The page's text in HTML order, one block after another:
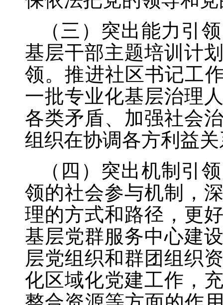
（三）突出能力引
基层干部主题培训计
领。推进社区书记工
一批专业化基层治理
各类矛盾、加强社会
组织在协调各方利益
（四）突出机制引
领的社会参与机制，
理的方式和路径，更
基层党群服务中心建
层党组织和群团组织
化区域化党建工作，